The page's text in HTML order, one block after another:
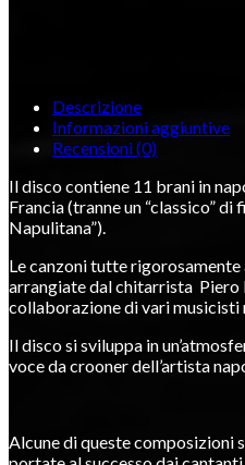
Descrizione
Informazioni aggiuntive
Recensioni (0)
Il disco contiene 11 brani in
Francia (tranne un “classico” di
Napulitana”).
Le canzoni tutte
arrangiate dal chitarrista
collaborazione di vari musicisti
Il disco si sviluppa in
voce da crooner dell’artista
Alcune di queste composizioni